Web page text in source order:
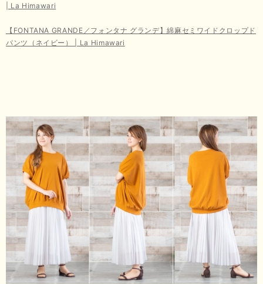
| La Himawari
【FONTANA GRANDE／フォンタナ グランデ】綿麻セミワイドクロップド
パンツ（ネイビー） | La Himawari